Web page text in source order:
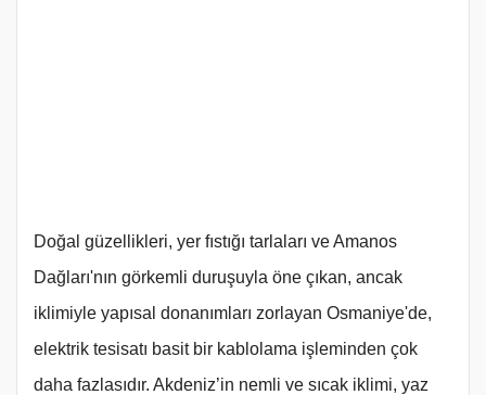
Doğal güzellikleri, yer fıstığı tarlaları ve Amanos
Dağları'nın görkemli duruşuyla öne çıkan, ancak
iklimiyle yapısal donanımları zorlayan Osmaniye'de,
elektrik tesisatı basit bir kablolama işleminden çok
daha fazlasıdır. Akdeniz’in nemli ve sıcak iklimi, yaz